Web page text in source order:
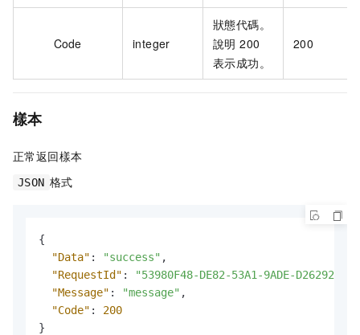
Code integer
狀態代碼。
說明 200
表示成功。
200
樣本
正常返回樣本
JSON 格式
{
"Data" : "success" ,
"RequestId" :
"53980F48-DE82-53A1-9ADE-
"Message" : "message" ,
"Code" :
200
}